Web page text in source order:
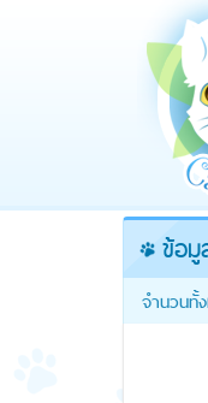
ข้อมู
จำนวนทั้